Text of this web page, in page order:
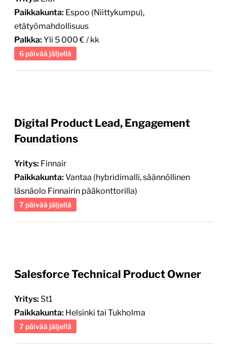
Paikkakunta: Espoo (Niittykumpu),
etätyömahdollisuus
Palkka: Yli 5 000 € / kk
6 päivää jäljellä
Digital Product Lead, Engagement
Foundations
Yritys: Finnair
Paikkakunta: Vantaa (hybridimalli, säännöllinen
läsnäolo Finnairin pääkonttorilla)
7 päivää jäljellä
Salesforce Technical Product Owner
Yritys: St1
Paikkakunta: Helsinki tai Tukholma
7 päivää jäljellä